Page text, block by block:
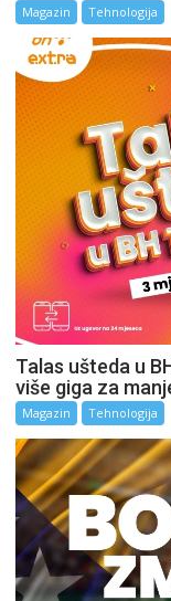
Magazin Tehnologija
Talas ušteda u
više giga za
Magazin Tehnologija